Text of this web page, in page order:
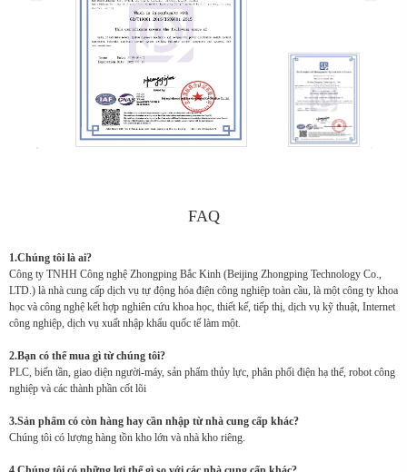
FAQ
1.Chúng tôi là ai?
Công ty TNHH Công nghệ Zhongping Bắc Kinh (Beijing Zhongping Technology Co.,
LTD.) là nhà cung cấp dịch vụ tự động hóa điện công nghiệp toàn cầu, là một công ty khoa
học và công nghệ kết hợp nghiên cứu khoa học, thiết kế, tiếp thị, dịch vụ kỹ thuật, Internet
công nghiệp, dịch vụ xuất nhập khẩu quốc tế làm một.
2.Bạn có thể mua gì từ chúng tôi?
PLC, biến tần, giao diện người-máy, sản phẩm thủy lực, phân phối điện hạ thế, robot công
nghiệp và các thành phần cốt lõi
3.Sản phẩm có còn hàng hay cần nhập từ nhà cung cấp khác?
Chúng tôi có lượng hàng tồn kho lớn và nhà kho riêng.